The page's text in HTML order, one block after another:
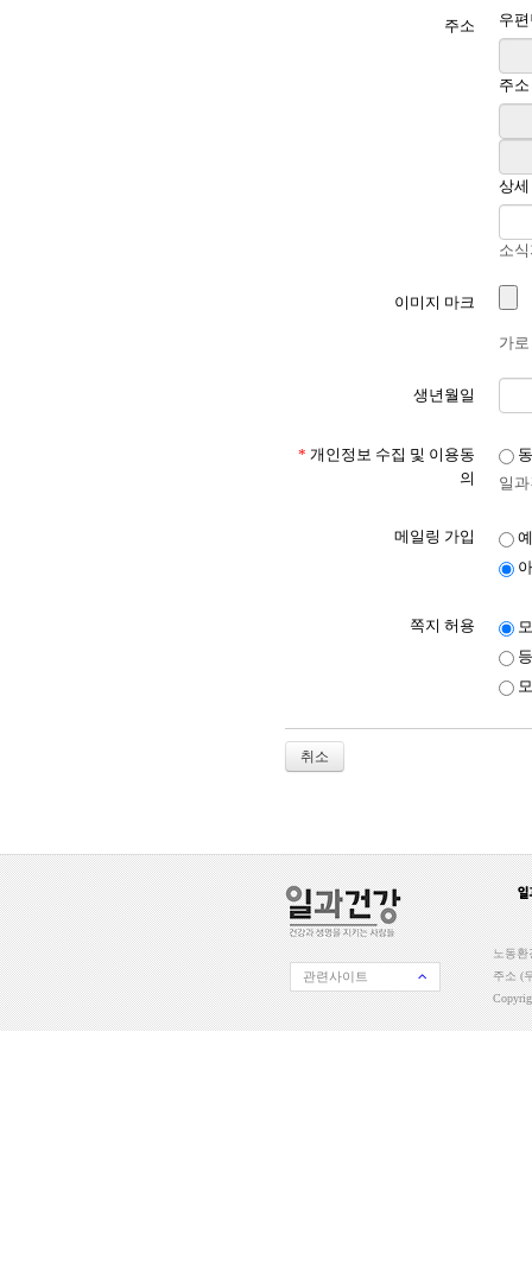
주소 우
주소
상
소
이미지 마크
가
생년월일
* 개인정보 수집 및 이용동
의
일
메일링 가입
예
쪽지 허용
취소
관련사이트
노동환
주소 (